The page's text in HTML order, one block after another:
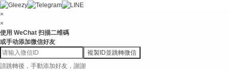
×
×
使用 WeChat 扫描二维碼
或手动添加微信好友
複製ID並跳轉微信
請跳轉後，手動添加好友，謝謝